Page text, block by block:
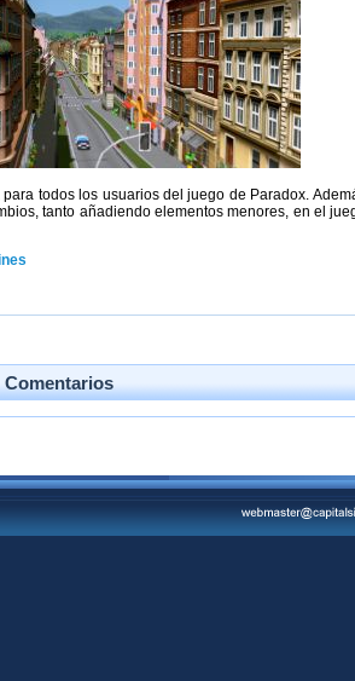
todos los usuarios del juego de Paradox.
tanto añadiendo elementos menores, en el
Comentarios